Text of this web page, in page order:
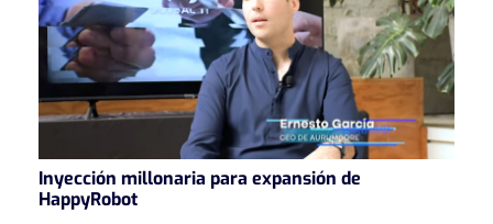
Inyección millonaria para expansión de
HappyRobot